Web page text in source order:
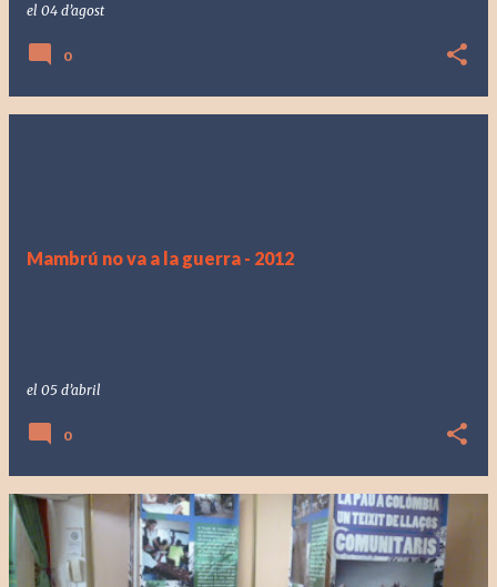
el 04 d’agost
0
Mambrú no va a la guerra - 2012
el 05 d’abril
0